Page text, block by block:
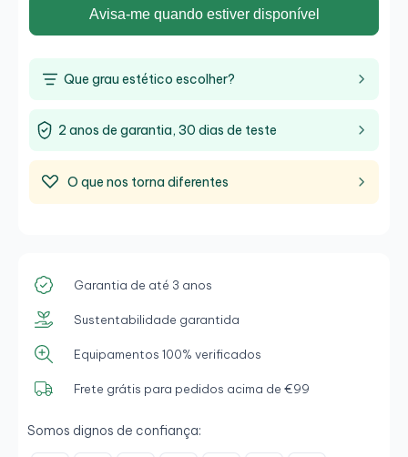
trabalho, proteções contra sobrecarga e
sobreaquecimento, e encaixe perfeito como a bateria
teu portátil.
Avisa-me quando estiver disponível
Que grau estético escolher?
2 anos de garantia, 30 dias de teste
O que nos torna diferentes
Garantia de até 3 anos
Sustentabilidade garantida
Equipamentos 100% verificados
Frete grátis para pedidos acima de €99
Somos dignos de confiança: